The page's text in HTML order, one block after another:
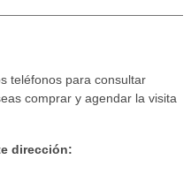
teléfonos para consultar
comprar y agendar la visita
dirección: